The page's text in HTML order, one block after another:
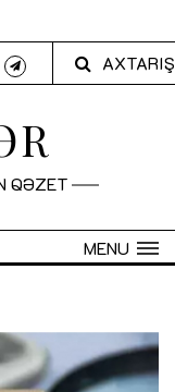
AXTARIŞ
QƏZET
MENU